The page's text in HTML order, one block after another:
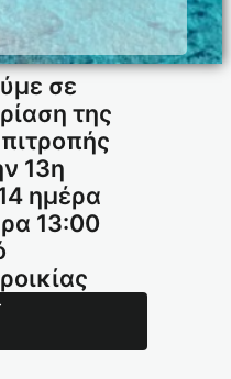
σε
της
13η
ημέρα
13:00